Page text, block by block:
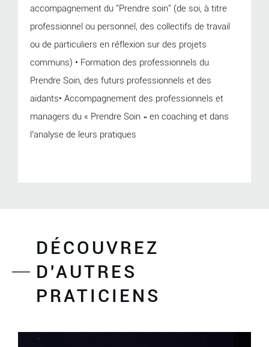
accompagnement du "Prendre soin" (de soi, à titre
professionnel ou personnel, des collectifs de travail
ou de particuliers en réflexion sur des projets
communs) • Formation des professionnels du
Prendre Soin, des futurs professionnels et des
aidants• Accompagnement des professionnels et
managers du « Prendre Soin » en coaching et dans
l’analyse de leurs pratiques
DÉCOUVREZ
D'AUTRES
PRATICIENS